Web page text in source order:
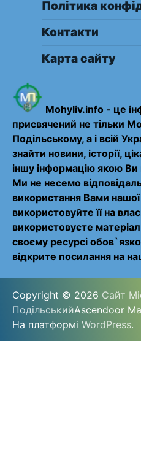
Політика
Контакти
Карта сайту
Mohyliv.info - це
присвячений не тільки
Подільському, а і всій
знайти новини, історії,
іншу інформацію якою
Ми не несемо
використання Вами
використовуйте її на
використовуєте
своєму ресурсі
відкрите посилання на
Copyright © 2026 Сайт
ПодільськийAscendoor
На платформі WordPress.